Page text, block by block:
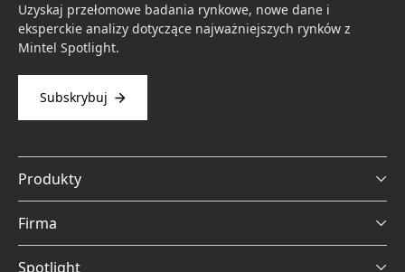
Uzyskaj przełomowe badania rynkowe, nowe dane i
eksperckie analizy dotyczące najważniejszych rynków z
Mintel Spotlight.
Subskrybuj
Produkty
Firma
Spotlight